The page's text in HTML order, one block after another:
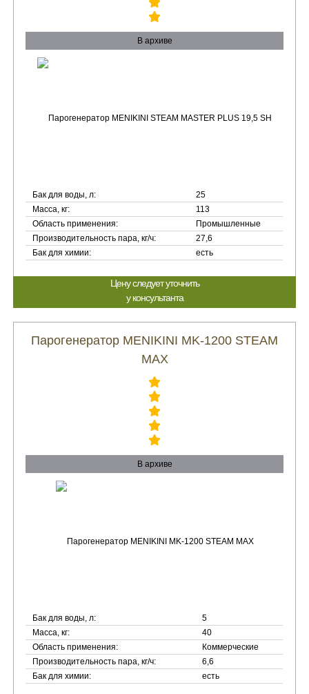
В архиве
Бак для воды, л:
25
Масса, кг:
113
Область применения:
Промышленные
Производительность пара, кг/ч:
27,6
Бак для химии:
есть
Цену следует уточнить
у консультанта
Парогенератор MENIKINI MK-1200 STEAM
MAX
В архиве
Бак для воды, л:
5
Масса, кг:
40
Область применения:
Коммерческие
Производительность пара, кг/ч:
6,6
Бак для химии:
есть